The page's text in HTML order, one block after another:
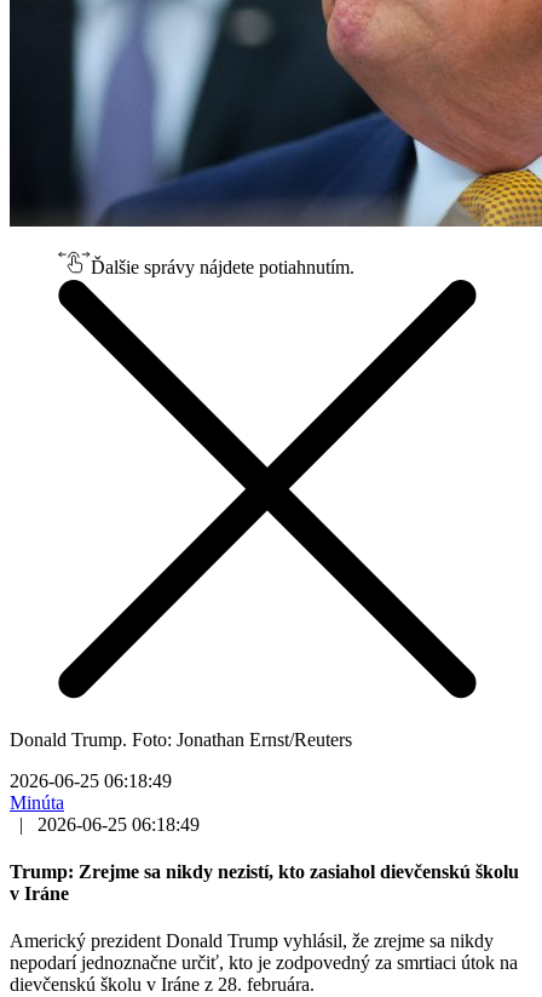
Ďalšie správy nájdete potiahnutím.
Donald Trump. Foto: Jonathan Ernst/Reuters
2026-06-25 06:18:49
Minúta
|
2026-06-25 06:18:49
Trump: Zrejme sa nikdy nezistí, kto zasiahol dievčenskú školu
v Iráne
Americký prezident Donald Trump vyhlásil, že zrejme sa nikdy
nepodarí jednoznačne určiť, kto je zodpovedný za smrtiaci útok na
dievčenskú školu v Iráne z 28. februára.